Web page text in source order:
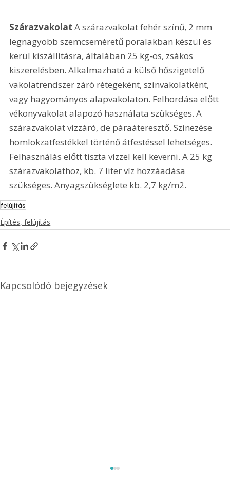
Szárazvakolat A szárazvakolat fehér színű, 2 mm
legnagyobb szemcseméretű poralakban készül és
kerül kiszállításra, általában 25 kg-os, zsákos
kiszerelésben. Alkalmazható a külső hőszigetelő
vakolatrendszer záró rétegeként, színvakolatként,
vagy hagyományos alapvakolaton. Felhordása előtt
vékonyvakolat alapozó használata szükséges. A
szárazvakolat vízzáró, de páraáteresztő. Színezése
homlokzatfestékkel történő átfestéssel lehetséges.
Felhasználás előtt tiszta vízzel kell keverni. A 25 kg
szárazvakolathoz, kb. 7 liter víz hozzáadása
szükséges. Anyagszükséglete kb. 2,7 kg/m2.
felújítás
Építés, felújítás
Kapcsolódó bejegyzések